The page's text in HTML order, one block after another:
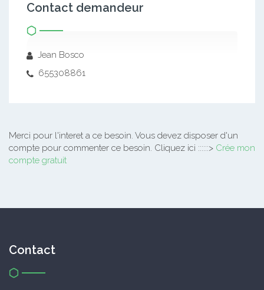
Contact demandeur
Jean Bosco
655308861
Merci pour l'interet a ce besoin. Vous devez disposer d'un
compte pour commenter ce besoin. Cliquez ici ::::::> Crée mon
compte gratuit
Contact